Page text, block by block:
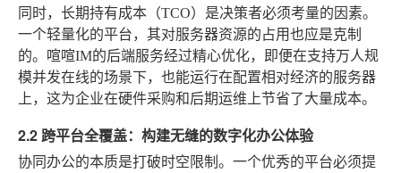
同时，长期持有成本（TCO）是决策者必须考量的因素。
一个轻量化的平台，其对服务器资源的占用也应是克制
的。喧喧IM的后端服务经过精心优化，即便在支持万人规
模并发在线的场景下，也能运行在配置相对经济的服务器
上，这为企业在硬件采购和后期运维上节省了大量成本。
2.2 跨平台全覆盖：构建无缝的数字化办公体验
协同办公的本质是打破时空限制。一个优秀的平台必须提